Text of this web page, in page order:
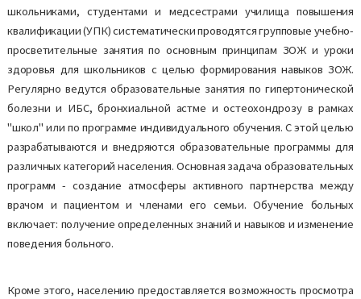
школьниками, студентами и медсестрами училища повышения
квалификации (УПК) систематически проводятся групповые учебно-
просветительные занятия по основным принципам ЗОЖ и уроки
здоровья для школьников с целью формирования навыков ЗОЖ.
Регулярно ведутся образовательные занятия по гипертонической
болезни и ИБС, бронхиальной астме и остеохондрозу в рамках
"школ" или по программе индивидуального обучения. С этой целью
разрабатываются и внедряются образовательные программы для
различных категорий населения. Основная задача образовательных
программ - создание атмосферы активного партнерства между
врачом и пациентом и членами его семьи. Обучение больных
включает: получение определенных знаний и навыков и изменение
поведения больного.
Кроме этого, населению предоставляется возможность просмотра